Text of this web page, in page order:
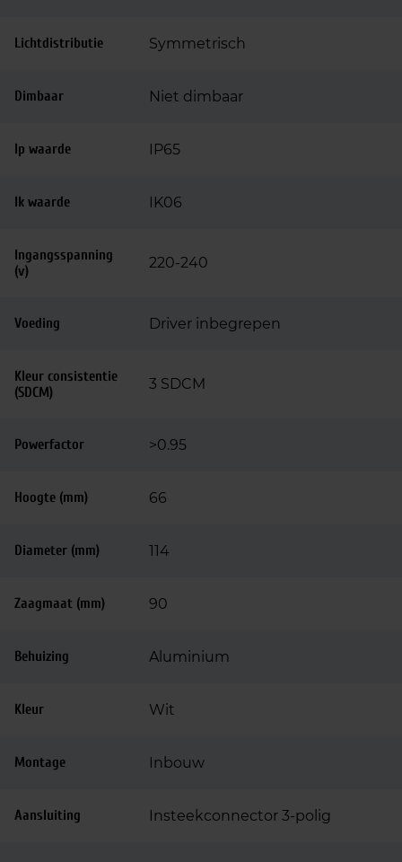
Lichtdistributie Symmetrisch
Dimbaar Niet dimbaar
Ip waarde IP65
Ik waarde IK06
Ingangsspanning
(v)
220-240
Voeding Driver inbegrepen
Kleur consistentie
(SDCM)
3 SDCM
Powerfactor >0.95
Hoogte (mm) 66
Diameter (mm) 114
Zaagmaat (mm) 90
Behuizing Aluminium
Kleur Wit
Montage Inbouw
Aansluiting Insteekconnector 3-polig